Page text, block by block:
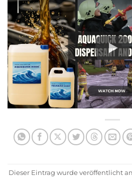
Dieser Eintrag wurde veröffentlicht